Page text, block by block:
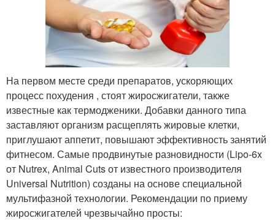
На первом месте среди препаратов, ускоряющих
процесс похудения , стоят жиросжигатели, также
известные как термодженики. Добавки данного типа
заставляют организм расщеплять жировые клетки,
приглушают аппетит, повышают эффективность занятий
фитнесом. Самые продвинутые разновидности (Lipo-6x
от Nutrex, Animal Cuts от известного производителя
Universal Nutrition) созданы на основе специальной
мультифазной технологии. Рекомендации по приему
жиросжигателей чрезвычайно просты: